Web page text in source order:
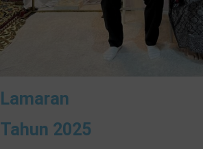
Lamaran
Tahun 2025